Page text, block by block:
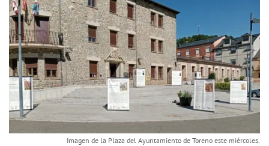
Imagen de la Plaza del Ayuntamiento de Toreno este miércoles.